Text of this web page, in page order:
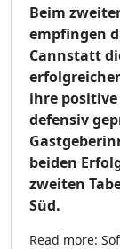
Beim
empfingen
Cannstatt
ihre
defensiv
beiden
zweiten
Süd.
Read more: